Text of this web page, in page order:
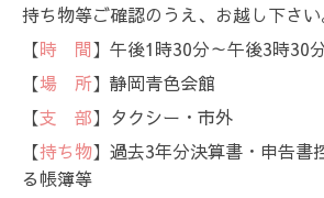
持ち物等ご確認のうえ、お越し下さい
【時 間】午後1時30分～午後3時30
【場 所】静岡青色会館
【支 部】タクシー・市外
【持ち物】過去3年分決算書・申告書
る帳簿等